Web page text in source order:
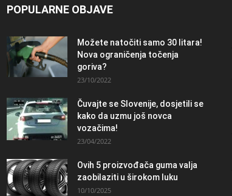
POPULARNE OBJAVE
Možete natočiti samo 30 litara!
Nova ograničenja točenja
goriva?
23/10/2022
Čuvajte se Slovenije, dosjetili se
kako da uzmu još novca
vozačima!
23/04/2022
Ovih 5 proizvođača guma valja
zaobilaziti u širokom luku
10/10/2025